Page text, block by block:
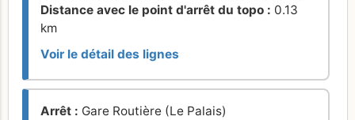
Distance avec le point d'arrêt du topo : 0.13
km
Voir le détail des lignes
Arrêt : Gare Routière (Le Palais)